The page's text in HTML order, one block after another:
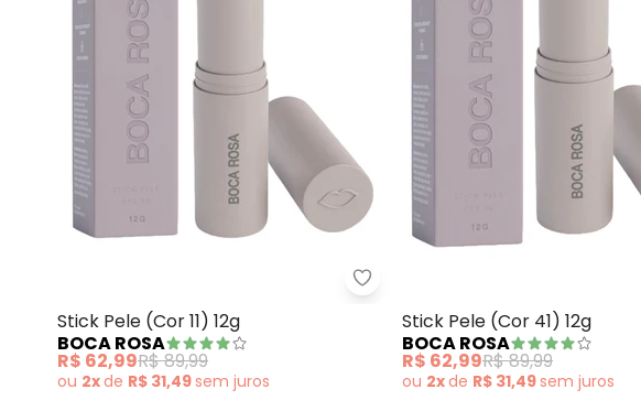
Boca Rosa - Stick Pele (Cor 11) 12g
Stick Pele (Cor 11) 12g
BOCA ROSA
R$ 62,99R$ 89,99
ou 2xde R$ 31,49sem juros
Stick Pele (Cor 41) 12g
BOCA ROSA
R$ 62,99R$ 89,99
ou 2xde R$ 31,49sem juros